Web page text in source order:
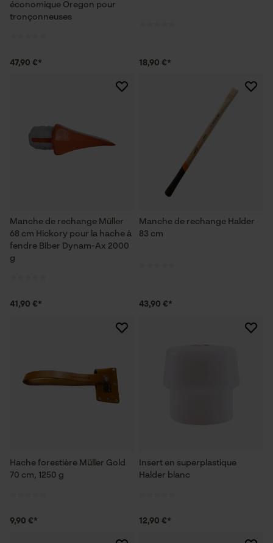
économique Oregon pour
tronçonneuses
47,90 €* 18,90 €*
Manche de rechange Müller
68 cm Hickory pour la hache à
fendre Biber Dynam-Ax 2000
g
41,90 €*
Manche de rechange Halder
83 cm
43,90 €*
Hache forestière Müller Gold
70 cm, 1250 g
9,90 €*
Insert en superplastique
Halder blanc
12,90 €*